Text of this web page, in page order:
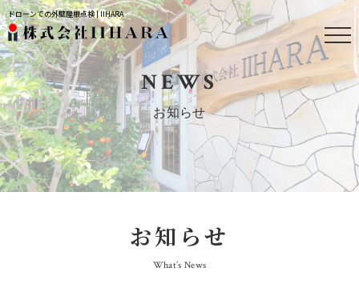
ドローンでの外壁屋根点検 | IIHARA
NEWS
お知らせ
お知らせ
What’s News